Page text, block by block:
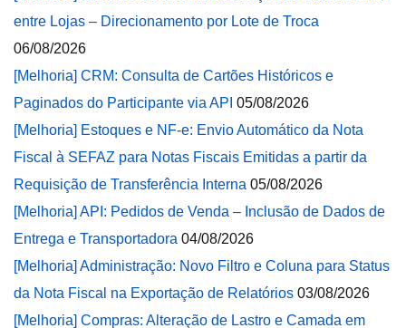
entre Lojas – Direcionamento por Lote de Troca
06/08/2026
[Melhoria] CRM: Consulta de Cartões Históricos e
Paginados do Participante via API 05/08/2026
[Melhoria] Estoques e NF-e: Envio Automático da Nota
Fiscal à SEFAZ para Notas Fiscais Emitidas a partir da
Requisição de Transferência Interna 05/08/2026
[Melhoria] API: Pedidos de Venda – Inclusão de Dados de
Entrega e Transportadora 04/08/2026
[Melhoria] Administração: Novo Filtro e Coluna para Status
da Nota Fiscal na Exportação de Relatórios 03/08/2026
[Melhoria] Compras: Alteração de Lastro e Camada em